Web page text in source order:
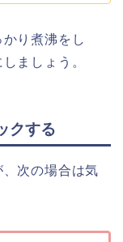
り煮沸をし
ましょう。
クする
次の場合は気